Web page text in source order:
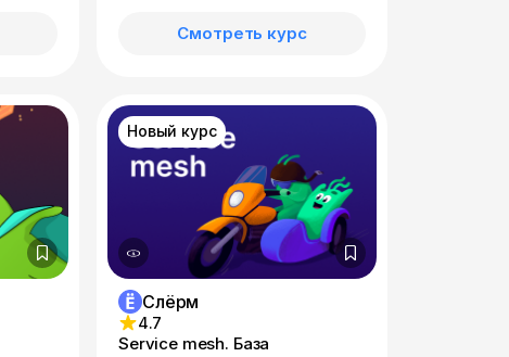
Смотреть курс
Новый курс
Слёрм
4.7
Service mesh. База